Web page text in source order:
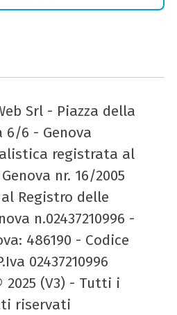
Srl - Piazza della
6 - Genova
registrata al
nr. 16/2005
Registro delle
n.02437210996 -
486190 - Codice
02437210996
(V3) - Tutti i
riservati